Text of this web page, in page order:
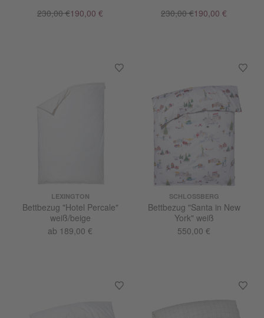
230,00 €190,00 €
230,00 €190,00 €
LEXINGTON
Bettbezug "Hotel Percale"
weiß/beige
ab 189,00 €
SCHLOSSBERG
Bettbezug "Santa in New
York" weiß
550,00 €